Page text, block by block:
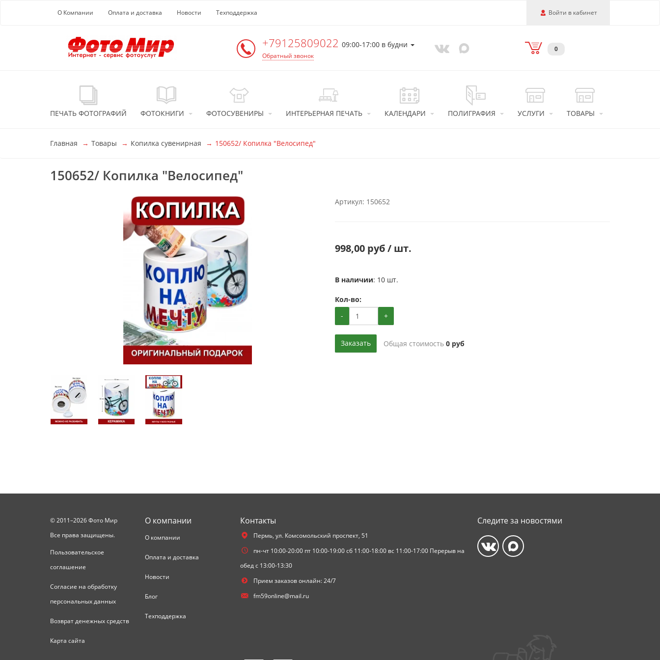
Перейти к основной информации
О Компании Оплата и доставка Новости Техподдержка Войти в кабинет
+79125809022 09:00-17:00 в будни
Обратный звонок
0
ПЕЧАТЬ ФОТОГРАФИЙ ФОТОКНИГИ ФОТОСУВЕНИРЫ ИНТЕРЬЕРНАЯ ПЕЧАТЬ КАЛЕНДАРИ ПОЛИГРАФИЯ УСЛУГИ ТОВАРЫ
Главная Товары Копилка сувенирная 150652/ Копилка "Велосипед"
150652/ Копилка "Велосипед"
Артикул: 150652
998,00 руб / шт.
В наличии: 10 шт.
Кол-во:
-
+
Заказать Общая стоимость 0 руб
© 2011–2026 Фото Мир
Все права защищены.
Пользовательское
соглашение
Согласие на обработку
персональных данных
Возврат денежных средств
Карта сайта
О компании
О компании
Оплата и доставка
Новости
Блог
Техподдержка
Контакты
Пермь, ул. Комсомольский проспект, 51
пн-чт 10:00-20:00 пт 10:00-19:00 сб 11:00-18:00 вс 11:00-17:00 Перерыв на
обед с 13:00-13:30
Прием заказов онлайн: 24/7
fm59online@mail.ru
Следите за новостями